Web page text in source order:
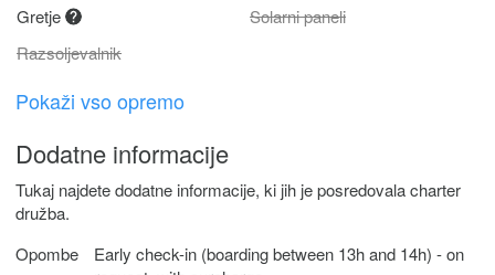
Gretje
Solarni paneli
Razsoljevalnik
Pokaži vso opremo
Dodatne informacije
Tukaj najdete dodatne informacije, ki jih je posredovala charter
družba.
Opombe
Early check-in (boarding between 13h and 14h) - on